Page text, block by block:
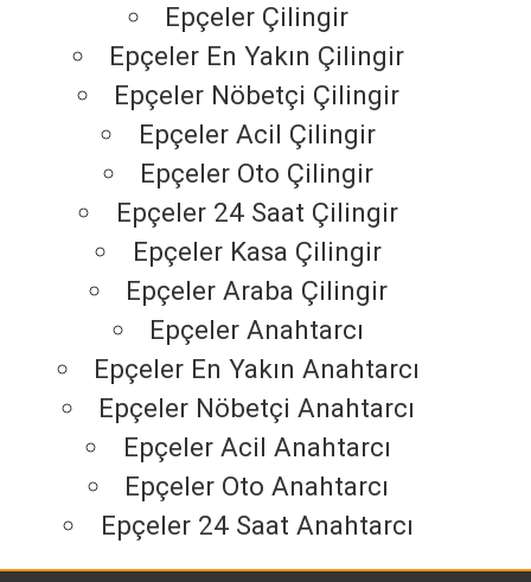
Epçeler Çilingir
Epçeler En Yakın Çilingir
Epçeler Nöbetçi Çilingir
Epçeler Acil Çilingir
Epçeler Oto Çilingir
Epçeler 24 Saat Çilingir
Epçeler Kasa Çilingir
Epçeler Araba Çilingir
Epçeler Anahtarcı
Epçeler En Yakın Anahtarcı
Epçeler Nöbetçi Anahtarcı
Epçeler Acil Anahtarcı
Epçeler Oto Anahtarcı
Epçeler 24 Saat Anahtarcı